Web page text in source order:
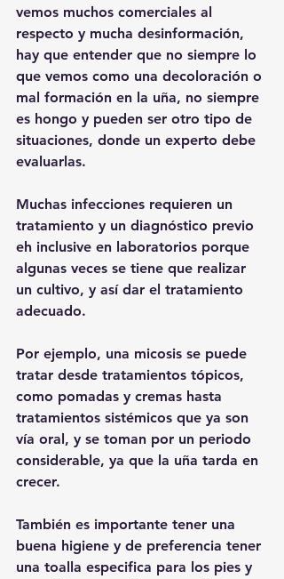
vemos muchos comerciales al
respecto y mucha desinformación,
hay que entender que no siempre lo
que vemos como una decoloración o
mal formación en la uña, no siempre
es hongo y pueden ser otro tipo de
situaciones, donde un experto debe
evaluarlas.
Muchas infecciones requieren un
tratamiento y un diagnóstico previo
eh inclusive en laboratorios porque
algunas veces se tiene que realizar
un cultivo, y así dar el tratamiento
adecuado.
Por ejemplo, una micosis se puede
tratar desde tratamientos tópicos,
como pomadas y cremas hasta
tratamientos sistémicos que ya son
vía oral, y se toman por un periodo
considerable, ya que la uña tarda en
crecer.
También es importante tener una
buena higiene y de preferencia tener
una toalla especifica para los pies y